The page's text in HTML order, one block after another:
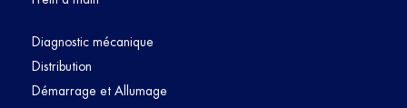
Diagnostic mécanique
Distribution
Démarrage et Allumage